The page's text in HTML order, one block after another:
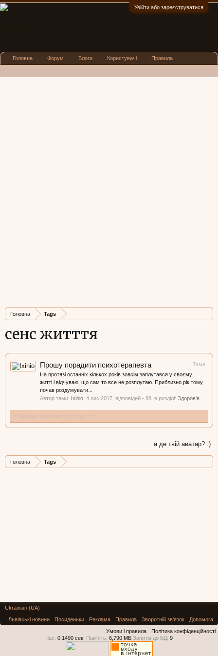
Увійти або зареєструватися
Головна Tags
сенс житття
Тема
Прошу порадити психотерапевта
На протязі останніх кількох років зовсім заплутався у своєму
житті і відчуваю, що сам то все не розплутаю. Приблизно рік тому
почав роздумувати...
Автор теми: Ixinio 4 лис 2017 , відповідей - 88, в розділі: Здоров'я
а де твій аватар? :)
Головна Tags
Головна Форум Блоги Користувачі Правила
Ukrainian (UA)
Львівські новини
Посиденьки Реклама Правила Зворотній зв'язок
Допомога
Умови і правила
Політика конфіденційності
Час: 0,1490 сек. Пам'ять: 6,790 МБ Запитів до БД: 9